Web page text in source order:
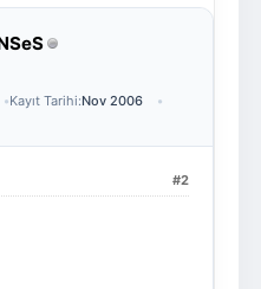
Kayıt Tarihi:Nov 2006
#2